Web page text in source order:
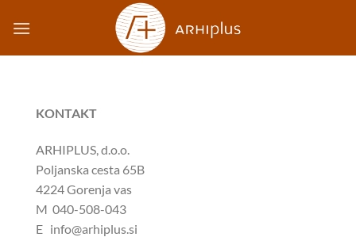
KONTAKT
ARHIPLUS, d.o.o.
Poljanska cesta 65B
4224 Gorenja vas
M 040-508-043
E info@arhiplus.si